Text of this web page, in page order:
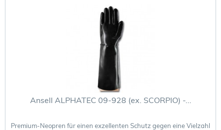
Ansell ALPHATEC 09-928 (ex. SCORPIO) -...
Premium-Neopren für einen exzellenten Schutz gegen eine Vielzahl